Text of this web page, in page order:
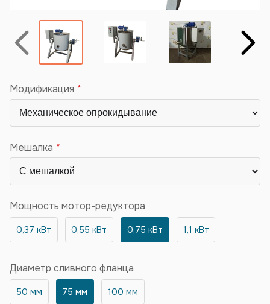
Назад Вперёд
Модификация
Мешалка
Мощность мотор-редуктора
0,37 кВт 0,55 кВт 0,75 кВт 1,1 кВт
Диаметр сливного фланца
50 мм 75 мм 100 мм